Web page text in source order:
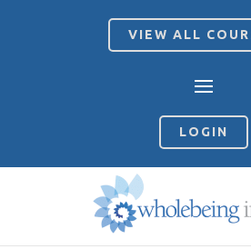
VIEW ALL
LOGIN